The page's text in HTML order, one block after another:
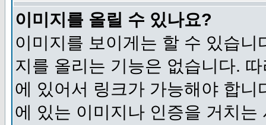
이미지를 올릴 수 있나요?
이미지를 보이게는 할 수 있습
지를 올리는 기능은 없습니다.
에 있어서 링크가 가능해야 합
에 있는 이미지나 인증을 거치